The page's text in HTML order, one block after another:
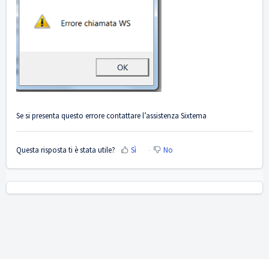
Se si presenta questo errore contattare l’assistenza Sixtema
Questa risposta ti è stata utile? Sì No